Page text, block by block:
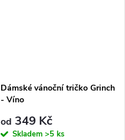
Dámské vánoční tričko Grinch
- Víno
od 349 Kč
Skladem >5 ks